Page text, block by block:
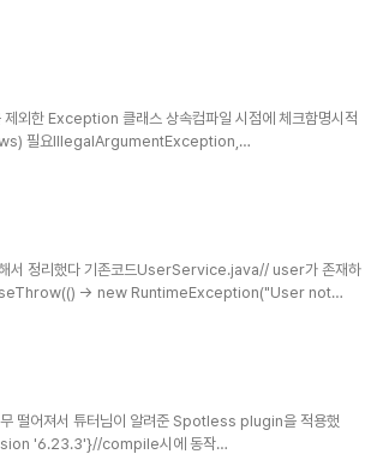
기 테스트") public
한 Exception 클래스 상속컴파일 시점에 체크함명시적
필요IllegalArgumentException,
복구 가능성부모가 RuntimeException일 경우컴파일
서 정리했다 기존코드UserService.java// user가 존재하
-> new RuntimeException("User not
떨어져서 튜터님이 알려준 Spotless plugin을 적용했